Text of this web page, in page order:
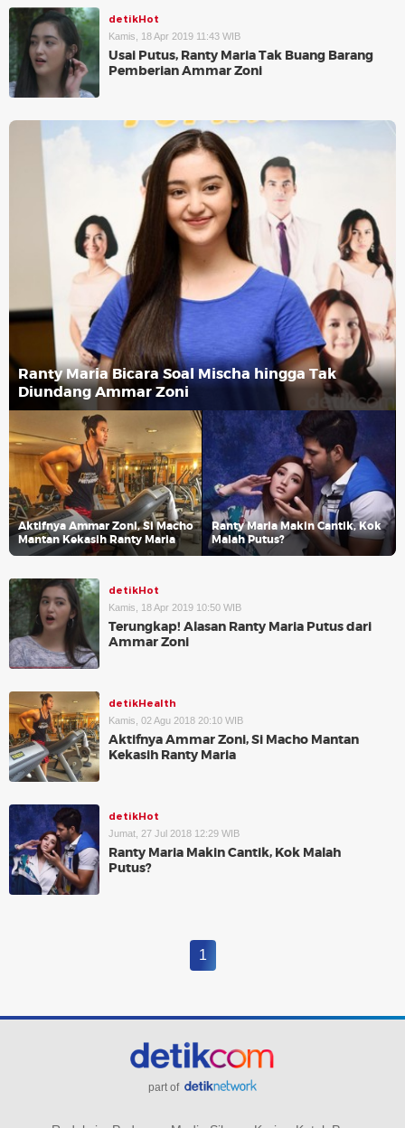
detikHot
Kamis, 18 Apr 2019 11:43 WIB
Usai Putus, Ranty Maria Tak Buang Barang
Pemberian Ammar Zoni
Ranty Maria Bicara Soal Mischa hingga Tak
Diundang Ammar Zoni
Aktifnya Ammar Zoni, Si Macho
Mantan Kekasih Ranty Maria
Ranty Maria Makin Cantik, Kok
Malah Putus?
detikHot
Kamis, 18 Apr 2019 10:50 WIB
Terungkap! Alasan Ranty Maria Putus dari
Ammar Zoni
detikHealth
Kamis, 02 Agu 2018 20:10 WIB
Aktifnya Ammar Zoni, Si Macho Mantan
Kekasih Ranty Maria
detikHot
Jumat, 27 Jul 2018 12:29 WIB
Ranty Maria Makin Cantik, Kok Malah
Putus?
1
part of